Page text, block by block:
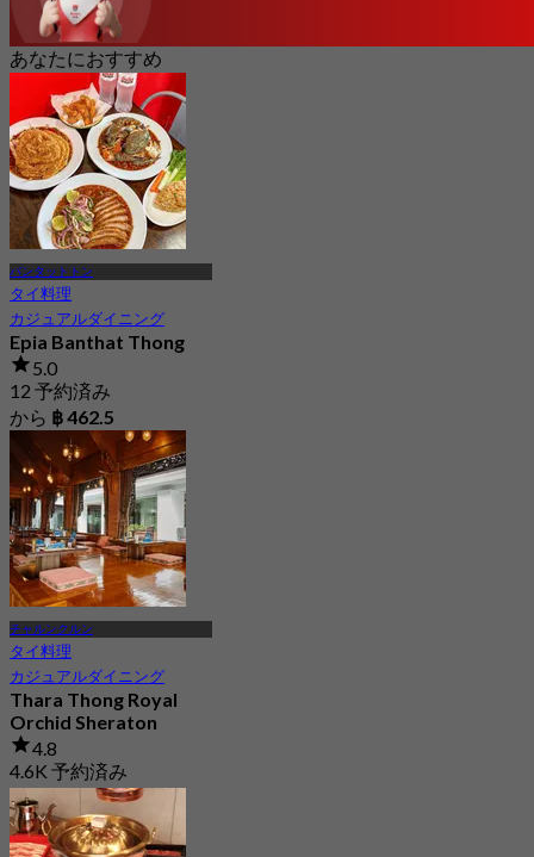
あなたにおすすめ
バンタットトン
タイ料理
カジュアルダイニング
Epia Banthat Thong
5.0
12 予約済み
から ฿ 462.5
チャルンクルン
タイ料理
カジュアルダイニング
Thara Thong Royal
Orchid Sheraton
4.8
4.6K 予約済み
から ฿ 495